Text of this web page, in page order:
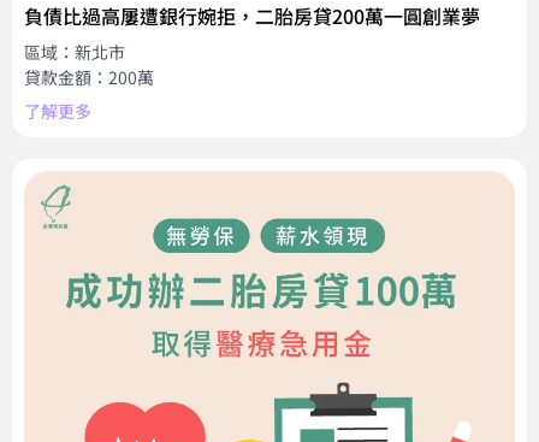
負債比過高屢遭銀行婉拒，二胎房貸200萬一圓創業夢
區域：新北市
貸款金額：200萬
了解更多